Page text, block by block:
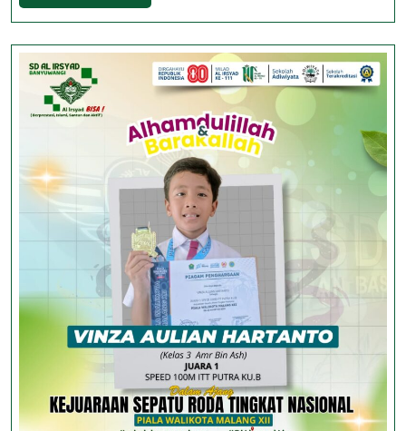
Banyuwangi:
Menguatkan
Sinergi
untuk
Meningkatkan
Mutu
Layanan
Pendidikan